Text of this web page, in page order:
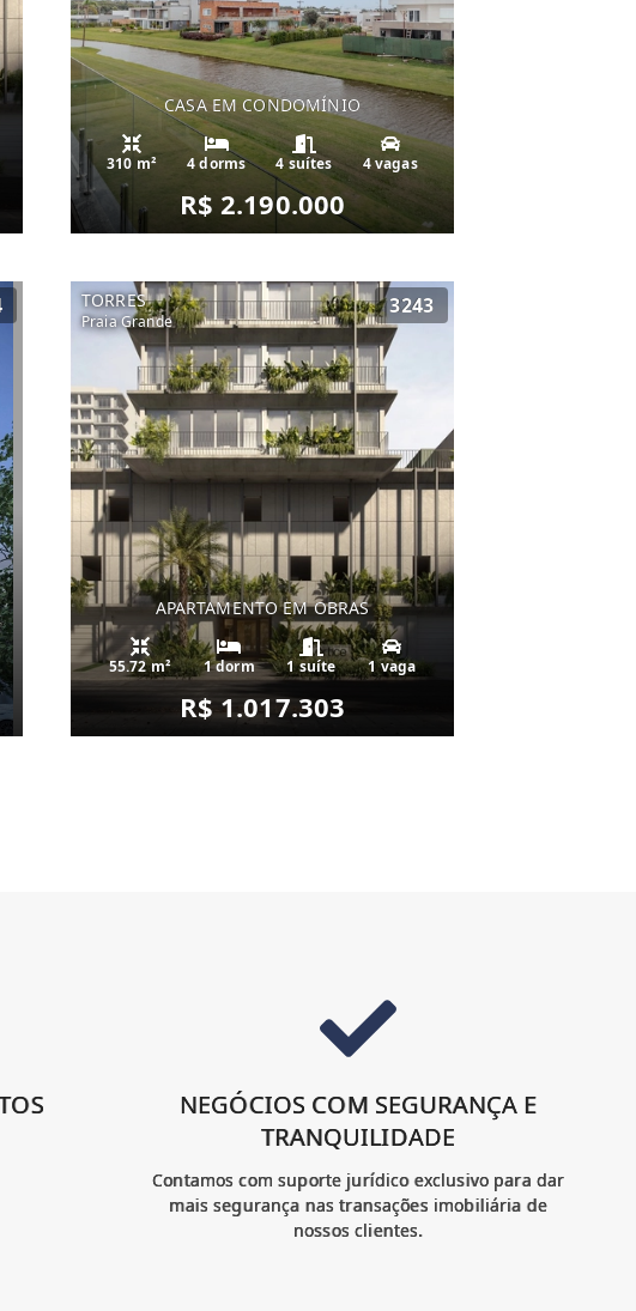
CASA EM CONDOMÍNIO
310 m² 4 dorms 4 suítes 4 vagas
R$ 2.190.000
TORRES
Praia Grande
3243
APARTAMENTO EM OBRAS
55.72 m² 1 dorm 1 suíte 1 vaga
R$ 1.017.303
NEGÓCIOS COM SEGURANÇA E
TRANQUILIDADE
Contamos com suporte jurídico exclusivo para dar
mais segurança nas transações imobiliária de
nossos clientes.